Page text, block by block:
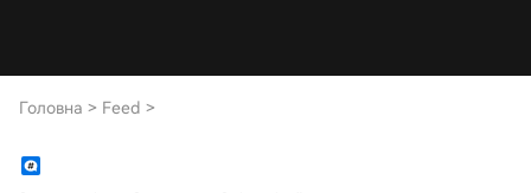
Головна > Feed >